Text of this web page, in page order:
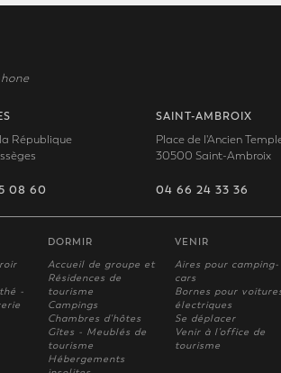
République
08 60
SAINT-AMBROIX
Place de l'Ancien
30500 Saint-Ambroix
04 66 24 33 36
-
DORMIR
Accueil de groupe et
Résidences de
tourisme
Campings
Chambres d'hôtes
Gîtes - Meublés de
tourisme
Hébergements
VENIR
Aires pour camping-
cars
Bornes pour
électriques
Se déplacer
Venir à l'office de
tourisme